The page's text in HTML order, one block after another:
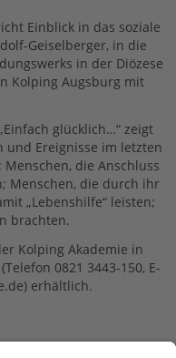
Einblick in das soziale
Geiselberger, in die
in der Diözese
Kolping Augsburg mit
glücklich…“ zeigt
und Ereignisse im letzten
Menschen, die Anschluss
Menschen, die durch ihr
„Lebenshilfe“ leisten;
brachten.
Kolping Akademie in
0821 3443-150, E-
erhältlich.